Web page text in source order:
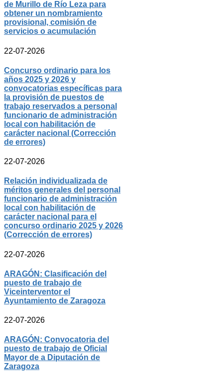
de Murillo de Río Leza para
obtener un nombramiento
provisional, comisión de
servicios o acumulación
22-07-2026
Concurso ordinario para los
años 2025 y 2026 y
convocatorias específicas para
la provisión de puestos de
trabajo reservados a personal
funcionario de administración
local con habilitación de
carácter nacional (Corrección
de errores)
22-07-2026
Relación individualizada de
méritos generales del personal
funcionario de administración
local con habilitación de
carácter nacional para el
concurso ordinario 2025 y 2026
(Corrección de errores)
22-07-2026
ARAGÓN: Clasificación del
puesto de trabajo de
Viceinterventor el
Ayuntamiento de Zaragoza
22-07-2026
ARAGÓN: Convocatoria del
puesto de trabajo de Oficial
Mayor de a Diputación de
Zaragoza